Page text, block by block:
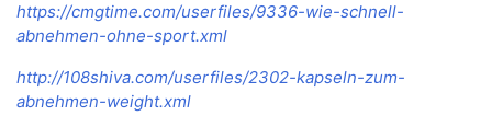
https://cmgtime.com/userfiles/9336-wie-schnell-
abnehmen-ohne-sport.xml
http://108shiva.com/userfiles/2302-kapseln-zum-
abnehmen-weight.xml